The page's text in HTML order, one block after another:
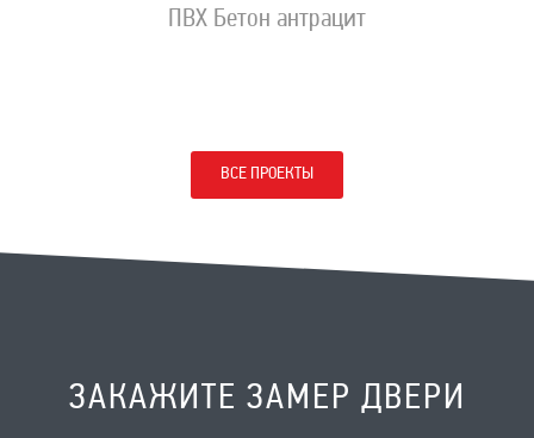
ПВХ Бетон антрацит
ВСЕ ПРОЕКТЫ
ЗАКАЖИТЕ ЗАМЕР ДВЕРИ